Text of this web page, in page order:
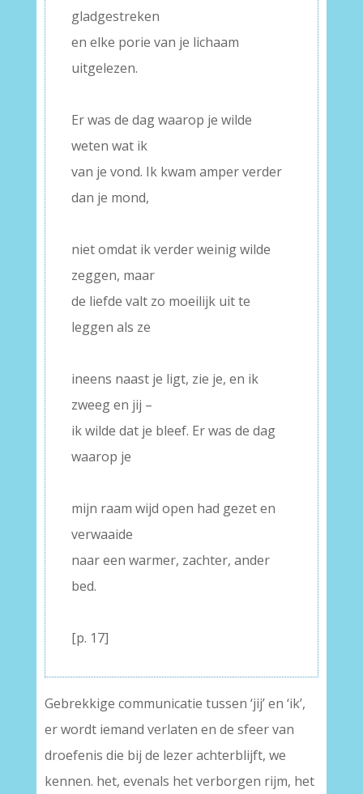
gladgestreken
en elke porie van je lichaam
uitgelezen.
Er was de dag waarop je wilde
weten wat ik
van je vond. Ik kwam amper verder
dan je mond,
niet omdat ik verder weinig wilde
zeggen, maar
de liefde valt zo moeilijk uit te
leggen als ze
ineens naast je ligt, zie je, en ik
zweeg en jij –
ik wilde dat je bleef. Er was de dag
waarop je
mijn raam wijd open had gezet en
verwaaide
naar een warmer, zachter, ander
bed.
[p. 17]
Gebrekkige communicatie tussen ‘jij’ en ‘ik’,
er wordt iemand verlaten en de sfeer van
droefenis die bij de lezer achterblijft, we
kennen. het, evenals het verborgen rijm, het